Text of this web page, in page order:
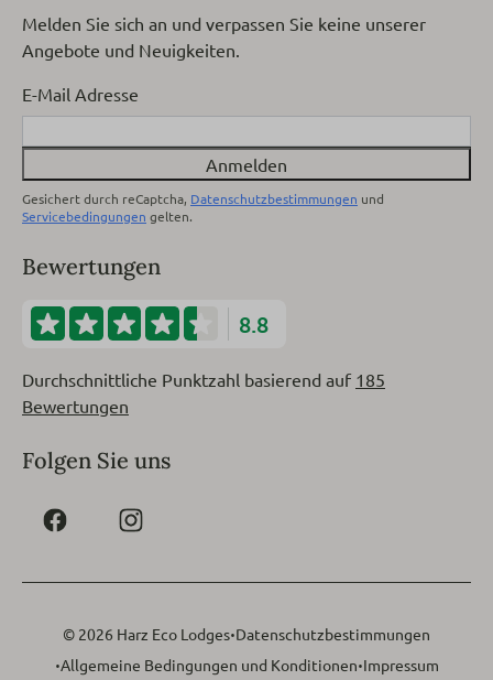
Melden Sie sich an und verpassen Sie keine unserer
Angebote und Neuigkeiten.
E-Mail Adresse
Anmelden
Gesichert durch reCaptcha, Datenschutzbestimmungen und
Servicebedingungen gelten.
Bewertungen
8.8
Durchschnittliche Punktzahl basierend auf 185
Bewertungen
Folgen Sie uns
© 2026 Harz Eco Lodges·Datenschutzbestimmungen
·Allgemeine Bedingungen und Konditionen·Impressum